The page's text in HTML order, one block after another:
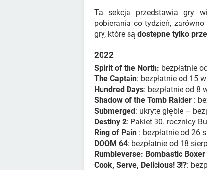
Ta sekcja przedstawia gry
pobierania co tydzień,
gry, które są dostępne tylko
2022
Spirit of the North: bezpłatnie
The Captain: bezpłatnie od 15
Hundred Days: bezpłatnie od 8
Shadow of the Tomb Raider :
Submerged: ukryte głębie –
Destiny 2: Pakiet 30. rocznicy
Ring of Pain : bezpłatnie od 26
DOOM 64: bezpłatnie od 18
Rumbleverse: Bombastic
Cook, Serve, Delicious! 3!?: